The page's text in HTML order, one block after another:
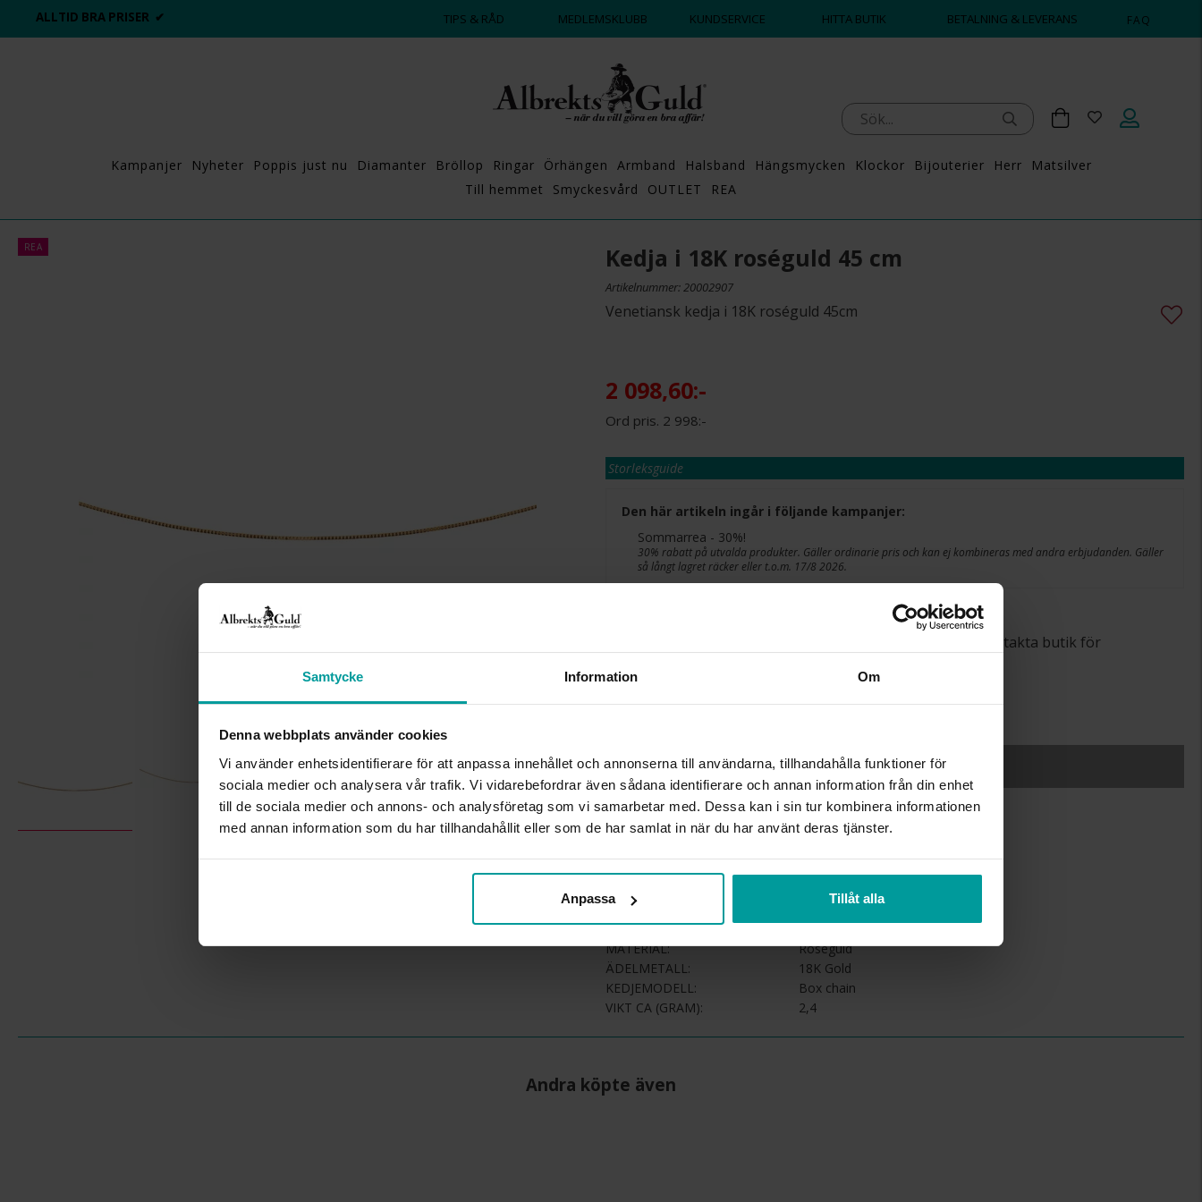
Samtycke Information Om
Denna webbplats använder cookies
Vi använder enhetsidentifierare för att anpassa innehållet och annonserna till användarna, tillhandahålla funktioner för
sociala medier och analysera vår trafik. Vi vidarebefordrar även sådana identifierare och annan information från din enhet
till de sociala medier och annons- och analysföretag som vi samarbetar med. Dessa kan i sin tur kombinera informationen
med annan information som du har tillhandahållit eller som de har samlat in när du har använt deras tjänster.
Anpassa Tillåt alla
ALLTID BRA PRISER ✔ DAGS ATT POPPA?
TIPS & RÅD MEDLEMSKLUBB KUNDSERVICE HITTA BUTIK BETALNING & LEVERANS FAQ
Kampanjer Nyheter Poppis just nu Diamanter Bröllop Ringar Örhängen Armband Halsband Hängsmycken Klockor Bijouterier Herr
Matsilver
Till hemmet
Smyckesvård OUTLET REA
REA Kedja i 18K roséguld 45 cm
Artikelnummer: 20002907
Venetiansk kedja i 18K roséguld 45cm
2 098,60:-
2 998:-
Storleksguide
Den här artikeln ingår i följande kampanjer:
Sommarrea - 30%!
30% rabatt på utvalda produkter. Gäller ordinarie pris och kan ej kombineras med andra erbjudanden. Gäller
så långt lagret räcker eller t.o.m. 17/8 2026.
+29:-
Denna artikel är tillfälligt slut i webbshoppen. Vänligen kontakta butik för
Lagervara. Leveranstid 2-5 arbetsdagar.
SLUT I LAGER
INFO
BREDD CA (MM)
LÄNGD CA (CM)
VARUMÄRKE
Albrekts Guld
MATERIAL
Roséguld
ÄDELMETALL
18K Gold
KEDJEMODELL
Box chain
VIKT CA (GRAM)
2,4
Andra köpte även